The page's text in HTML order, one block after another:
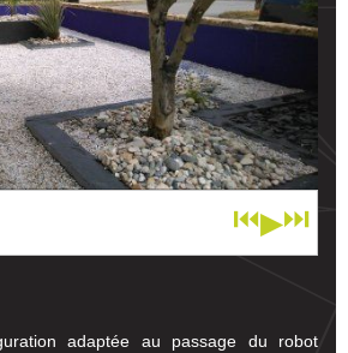
⏮▶⏭
adaptée au passage du robot